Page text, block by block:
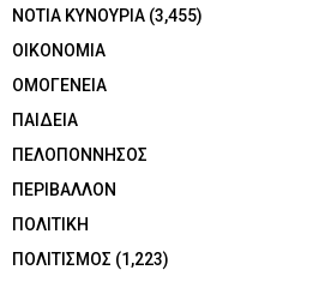
ΝΟΤΙΑ ΚΥΝΟΥΡΙΑ (3,455)
ΟΙΚΟΝΟΜΙΑ
ΟΜΟΓΕΝΕΙΑ
ΠΑΙΔΕΙΑ
ΠΕΛΟΠΟΝΝΗΣΟΣ
ΠΕΡΙΒΑΛΛΟΝ
ΠΟΛΙΤΙΚΗ
ΠΟΛΙΤΙΣΜΟΣ (1,223)